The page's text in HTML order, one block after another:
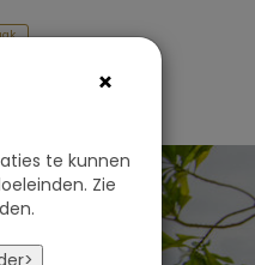
Over ons
×
te kunnen
Zie